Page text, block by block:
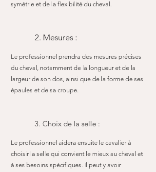
symétrie et de la flexibilité du cheval.
2. Mesures :
Le professionnel prendra des mesures précises
du cheval, notamment de la longueur et de la
largeur de son dos, ainsi que de la forme de ses
épaules et de sa croupe.
3. Choix de la selle :
Le professionnel aidera ensuite le cavalier à
choisir la selle qui convient le mieux au cheval et
à ses besoins spécifiques. Il peut y avoir